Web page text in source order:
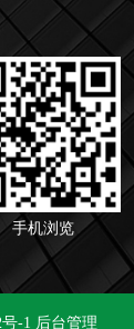
手机浏览
-1 后台管理